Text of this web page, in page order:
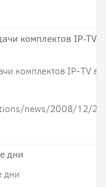
комплектов IP-TV
комплектов IP-TV в
news/2008/12/
дни
дни